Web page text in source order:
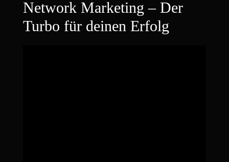
Network Marketing – Der
Turbo für deinen Erfolg